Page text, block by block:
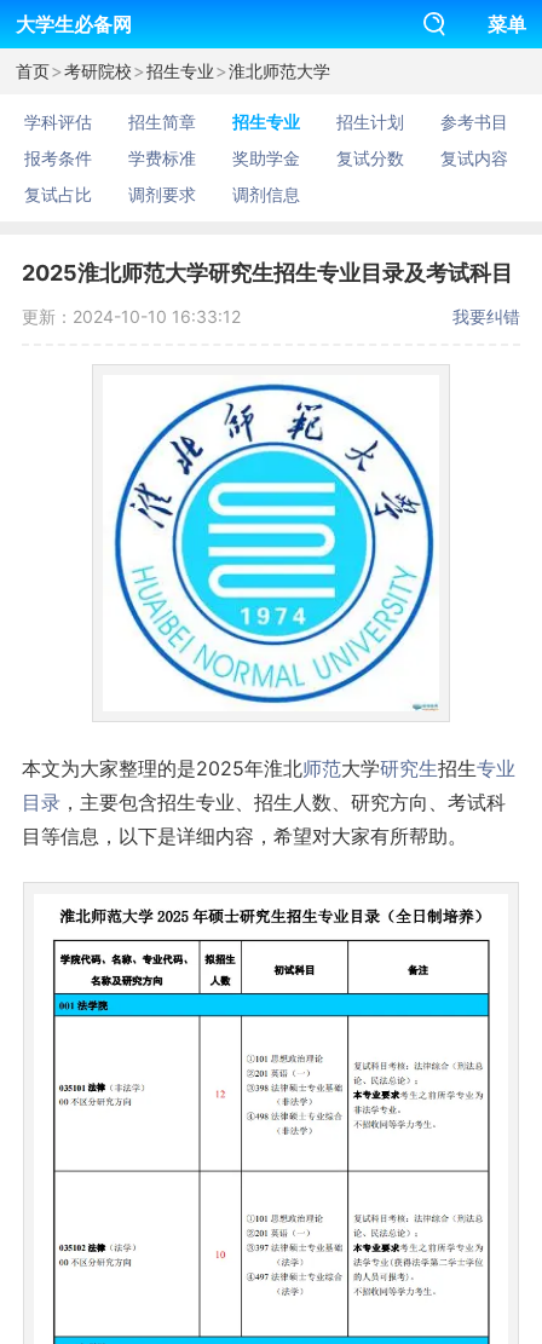
大学生必备网 菜单
首页>考研院校>招生专业>淮北师范大学
学科评估 招生简章 招生专业 招生计划
参考书目
报考条件
学费标准 奖助学金 复试分数
复试内容
复试占比
调剂要求 调剂信息
2025淮北师范大学研究生招生专业目录及考试科目
更新：2024-10-10 16:33:12 我要纠错
本文为大家整理的是2025年淮北师范大学研究生招生专业
目录，主要包含招生专业、招生人数、研究方向、考试科
目等信息，以下是详细内容，希望对大家有所帮助。